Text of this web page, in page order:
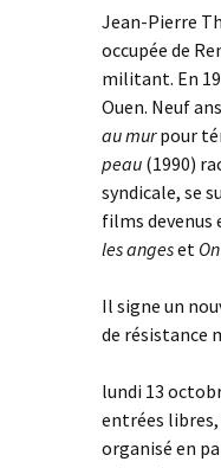
Jean-Pierre
occupée de
militant. En
Ouen. Neuf
au murpour
peau (1990)
syndicale, se
films devenus
les angeset
Il signe un
de résistance
lundi 13
entrées
organisé en